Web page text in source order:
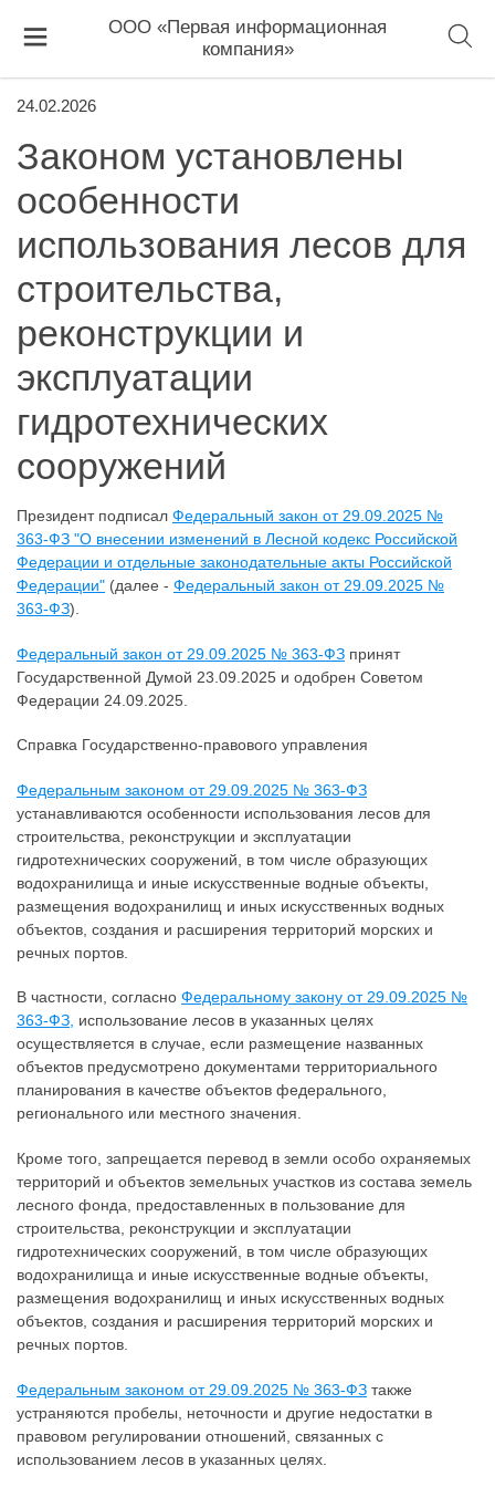
ООО «Первая информационная
компания»
24.02.2026
Законом установлены
особенности
использования лесов для
строительства,
реконструкции и
эксплуатации
гидротехнических
сооружений
Президент подписал Федеральный закон от 29.09.2025 №
363-ФЗ "О внесении изменений в Лесной кодекс Российской
Федерации и отдельные законодательные акты Российской
Федерации" (далее - Федеральный закон от 29.09.2025 №
363-ФЗ).
Федеральный закон от 29.09.2025 № 363-ФЗ принят
Государственной Думой 23.09.2025 и одобрен Советом
Федерации 24.09.2025.
Справка Государственно-правового управления
Федеральным законом от 29.09.2025 № 363-ФЗ
устанавливаются особенности использования лесов для
строительства, реконструкции и эксплуатации
гидротехнических сооружений, в том числе образующих
водохранилища и иные искусственные водные объекты,
размещения водохранилищ и иных искусственных водных
объектов, создания и расширения территорий морских и
речных портов.
В частности, согласно Федеральному закону от 29.09.2025 №
363-ФЗ, использование лесов в указанных целях
осуществляется в случае, если размещение названных
объектов предусмотрено документами территориального
планирования в качестве объектов федерального,
регионального или местного значения.
Кроме того, запрещается перевод в земли особо охраняемых
территорий и объектов земельных участков из состава земель
лесного фонда, предоставленных в пользование для
строительства, реконструкции и эксплуатации
гидротехнических сооружений, в том числе образующих
водохранилища и иные искусственные водные объекты,
размещения водохранилищ и иных искусственных водных
объектов, создания и расширения территорий морских и
речных портов.
Федеральным законом от 29.09.2025 № 363-ФЗ также
устраняются пробелы, неточности и другие недостатки в
правовом регулировании отношений, связанных с
использованием лесов в указанных целях.